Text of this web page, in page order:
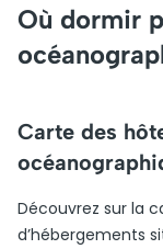
Où dormir
Carte des
Découvrez sur la
d’hébergements